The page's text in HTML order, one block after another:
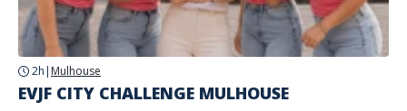
2h | Mulhouse
EVJF CITY CHALLENGE MULHOUSE